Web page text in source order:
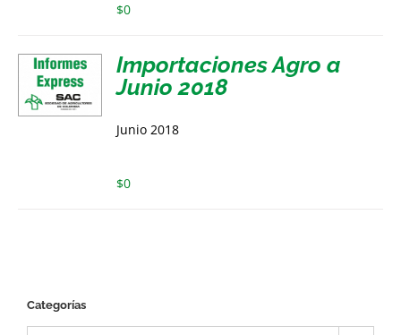
$0
Importaciones Agro a
Junio 2018
Junio 2018
$0
Categorías